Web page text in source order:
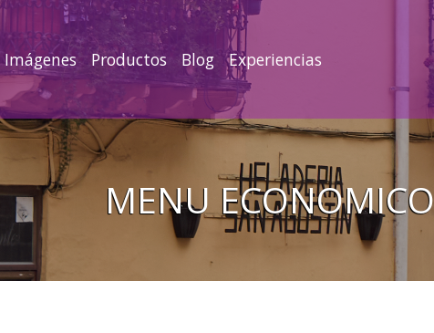
Imágenes Productos Blog Experiencias
MENU ECONOMICO